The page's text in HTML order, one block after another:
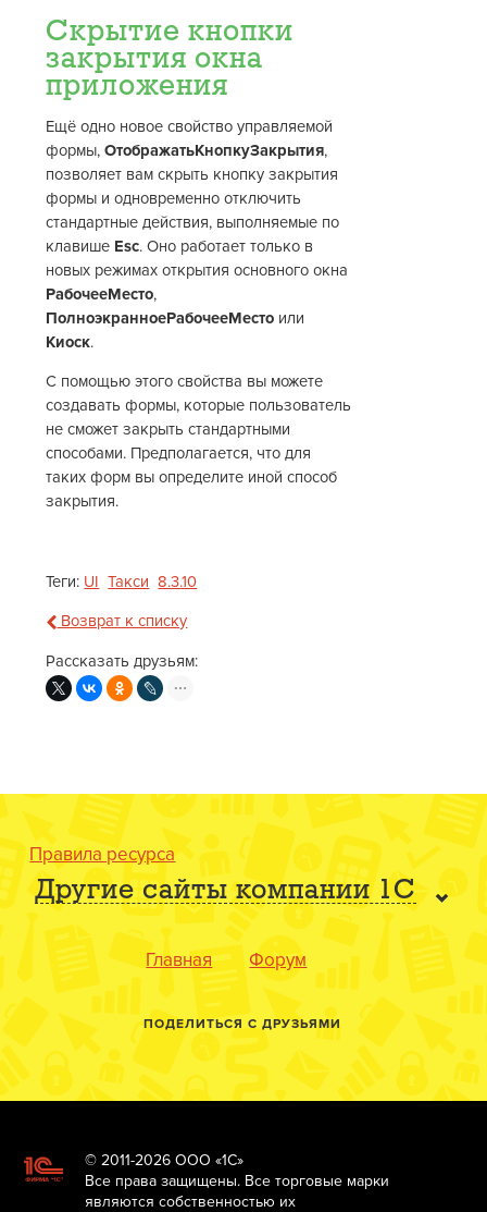
Скрытие кнопки
закрытия окна
приложения
Ещё одно новое свойство управляемой
формы,ОтображатьКнопкуЗакрытия,
позволяет вам скрыть кнопку закрытия
формы и одновременно отключить
стандартные действия, выполняемые по
клавише Esc. Оно работает только в
новых режимах открытия основного окна
РабочееМесто,
ПолноэкранноеРабочееМесто или
Киоск.
С помощью этого свойства вы можете
создавать формы, которые пользователь
не сможет закрыть стандартными
способами. Предполагается, что для
таких форм вы определите иной способ
закрытия.
Теги: UI Такси 8.3.10
Возврат к списку
Рассказать друзьям:
Правила ресурса
Другие сайты компании 1С
Главная Форум
ПОДЕЛИТЬСЯ С ДРУЗЬЯМИ
© 2011-2026 ООО «1С»
Все права защищены. Все торговые марки
являются собственностью их